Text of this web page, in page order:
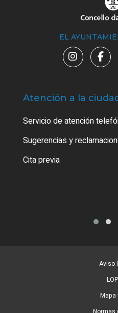
EL
Atención a la
Servicio de atención
Sugerencias y
Cita previa
Aviso
Mapa